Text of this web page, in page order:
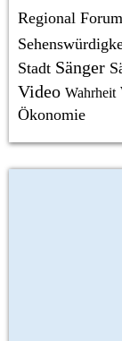
Regional Forum
Stadt Sänger
Video Wahrheit
Ökonomie